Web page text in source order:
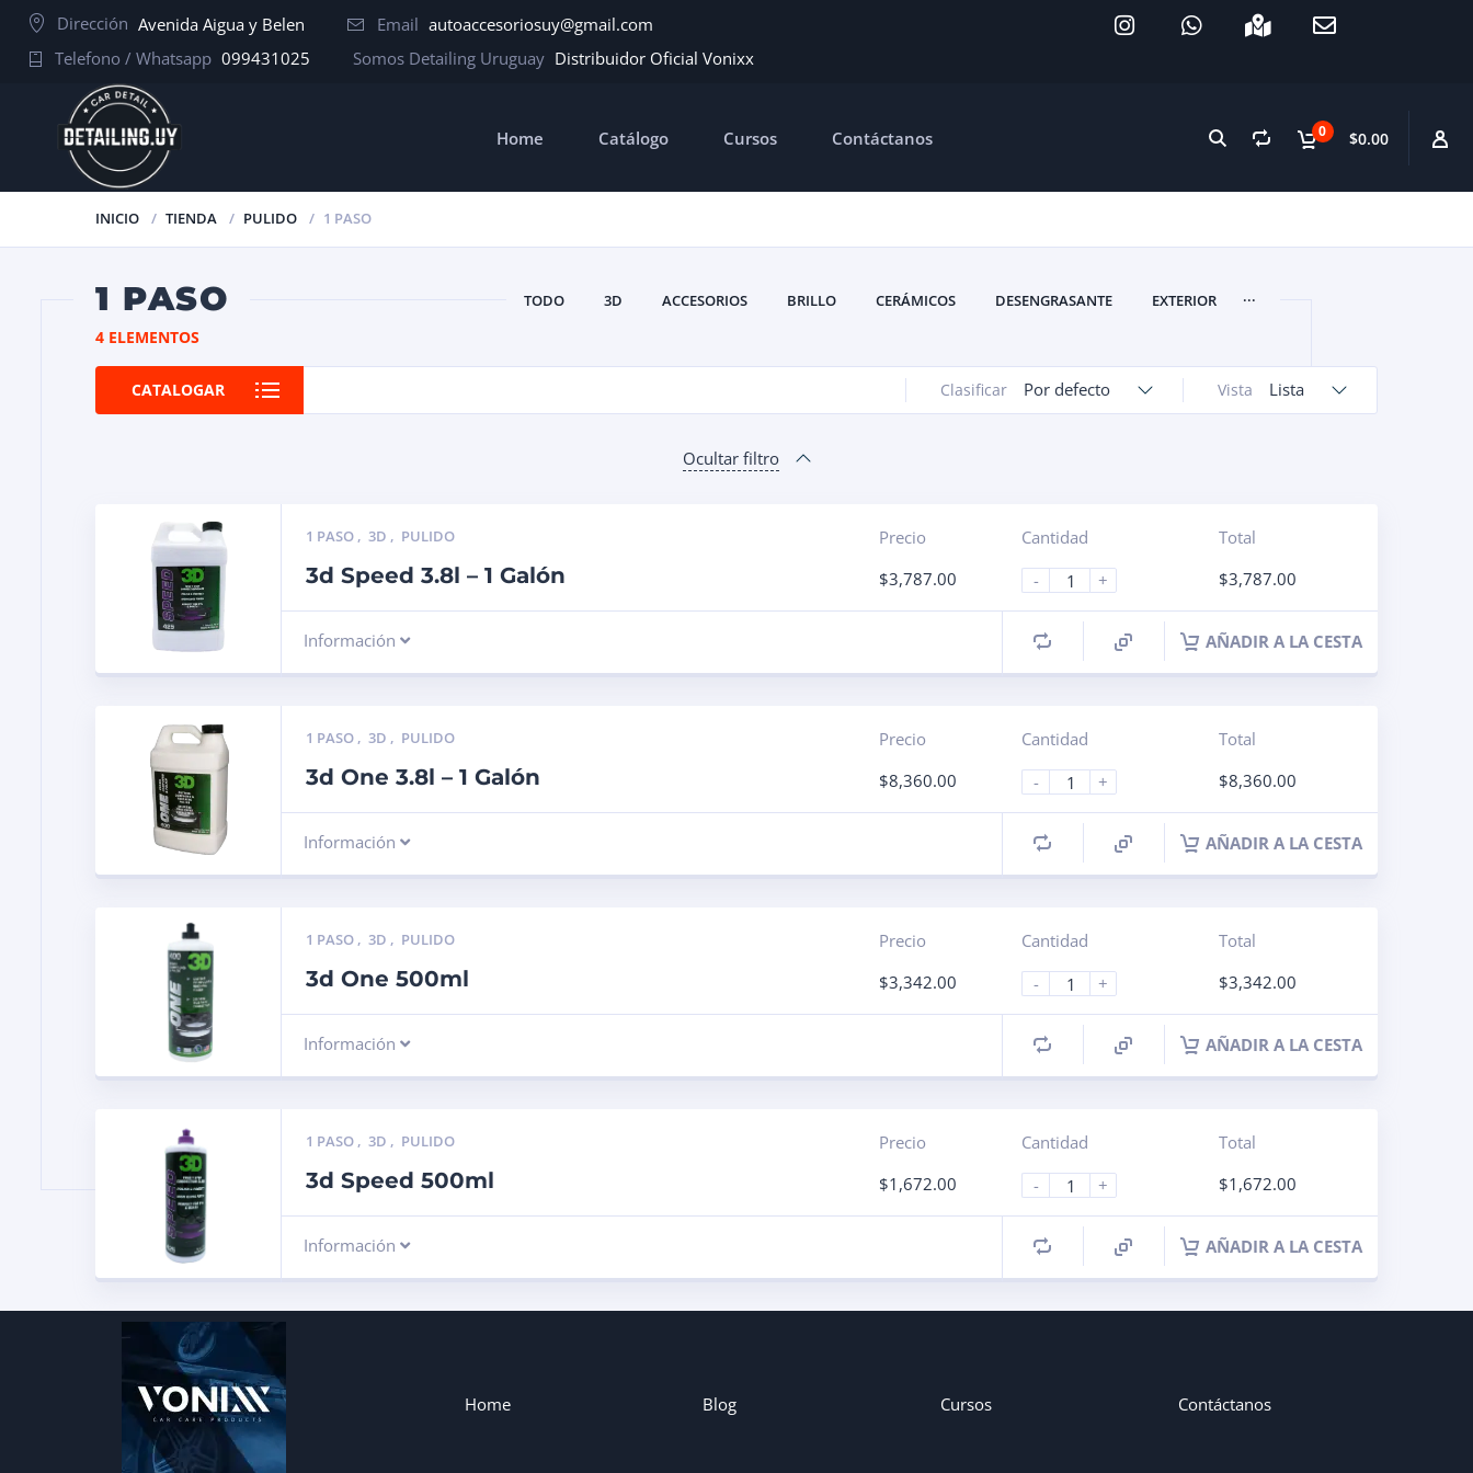
Dirección Avenida Aigua y Belen Email autoaccesoriosuy@gmail.com
Telefono / Whatsapp 099431025 Somos Detailing Uruguay Distribuidor Oficial Vonixx
0 $0.00
Home Catálogo Cursos Contáctanos
INICIO TIENDA PULIDO 1 PASO
1 PASO TODO 3D ACCESORIOS BRILLO CERÁMICOS DESENGRASANTE EXTERIOR ...
4 ELEMENTOS
CATALOGAR Vista Lista
Clasificar Por defecto
Ocultar filtro
1 PASO , 3D , PULIDO
3d Speed 3.8l – 1 Galón
Precio
$3,787.00
Cantidad
-
+
Total
$3,787.00
Información AÑADIR A LA CESTA
1 PASO , 3D , PULIDO
3d One 3.8l – 1 Galón
Precio
$8,360.00
Cantidad
-
+
Total
$8,360.00
Información AÑADIR A LA CESTA
1 PASO , 3D , PULIDO
3d One 500ml
Precio
$3,342.00
Cantidad
-
+
Total
$3,342.00
Información AÑADIR A LA CESTA
1 PASO , 3D , PULIDO
3d Speed 500ml
Precio
$1,672.00
Cantidad
-
+
Total
$1,672.00
Información AÑADIR A LA CESTA
Home Blog Cursos Contáctanos